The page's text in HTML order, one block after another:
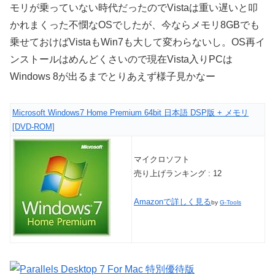
モリが乗っていない時代だったのでVistaは重い遅いと叩
かれまくった不憫なOSでしたが、今ならメモリ8GBでも
乗せておけばVistaもWin7も大して変わらないし。OS再イ
ンストールはめんどくさいので現在Vista入りPCは
Windows 8が出るまでとりあえず様子見かなー
Microsoft Windows7 Home Premium 64bit 日本語 DSP版 + メモリ
[DVD-ROM]
マイクロソフト
売り上げランキング : 12
Amazonで詳しく見るby G-Tools